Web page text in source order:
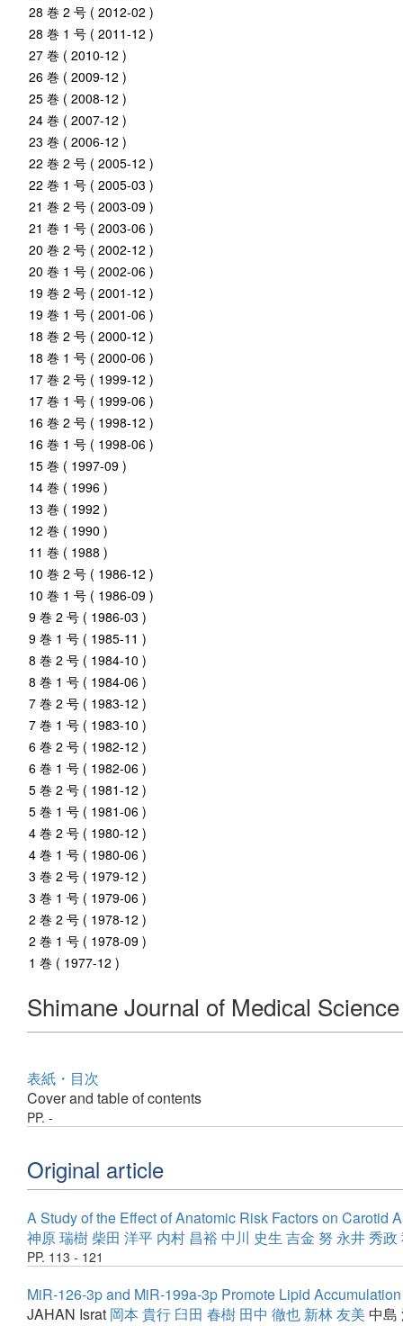
28 巻 2 号 ( 2012-02 )
28 巻 1 号 ( 2011-12 )
27 巻 ( 2010-12 )
26 巻 ( 2009-12 )
25 巻 ( 2008-12 )
24 巻 ( 2007-12 )
23 巻 ( 2006-12 )
22 巻 2 号 ( 2005-12 )
22 巻 1 号 ( 2005-03 )
21 巻 2 号 ( 2003-09 )
21 巻 1 号 ( 2003-06 )
20 巻 2 号 ( 2002-12 )
20 巻 1 号 ( 2002-06 )
19 巻 2 号 ( 2001-12 )
19 巻 1 号 ( 2001-06 )
18 巻 2 号 ( 2000-12 )
18 巻 1 号 ( 2000-06 )
17 巻 2 号 ( 1999-12 )
17 巻 1 号 ( 1999-06 )
16 巻 2 号 ( 1998-12 )
16 巻 1 号 ( 1998-06 )
15 巻 ( 1997-09 )
14 巻 ( 1996 )
13 巻 ( 1992 )
12 巻 ( 1990 )
11 巻 ( 1988 )
10 巻 2 号 ( 1986-12 )
10 巻 1 号 ( 1986-09 )
9 巻 2 号 ( 1986-03 )
9 巻 1 号 ( 1985-11 )
8 巻 2 号 ( 1984-10 )
8 巻 1 号 ( 1984-06 )
7 巻 2 号 ( 1983-12 )
7 巻 1 号 ( 1983-10 )
6 巻 2 号 ( 1982-12 )
6 巻 1 号 ( 1982-06 )
5 巻 2 号 ( 1981-12 )
5 巻 1 号 ( 1981-06 )
4 巻 2 号 ( 1980-12 )
4 巻 1 号 ( 1980-06 )
3 巻 2 号 ( 1979-12 )
3 巻 1 号 ( 1979-06 )
2 巻 2 号 ( 1978-12 )
2 巻 1 号 ( 1978-09 )
1 巻 ( 1977-12 )
Shimane Journal of Medical Science
表紙・目次
Cover and table of contents
PP. -
Original article
A Study of the Effect of Anatomic Risk Factors on Carotid
神原 瑞樹 柴田 洋平 内村 昌裕 中川 史生 吉金 努 永井 秀政
PP. 113 - 121
MiR-126-3p and MiR-199a-3p Promote Lipid
JAHAN Israt 岡本 貴行 臼田 春樹 田中 徹也 新林 友美 中島